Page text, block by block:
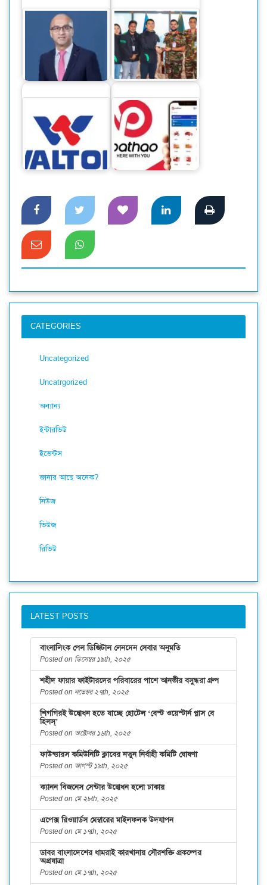
‘সিটি ব্যাংকের নিট
মুনাফা ১ হাজার ১৪
কোটি টাকা’
বন্যায় ক্ষতিগ্রস্ত ২,৫০০+
পরিবারকে সহায়তা
করতে…
ওয়ালটনের আকর্ষণীয়
ডিভিডেন্ড ঘোষণা :
সুদৃঢ়…
পাঠাও ফিনটেক
ট্রান্সফরমেশনকে এগিয়ে
নিতে…
CATEGORIES
Uncategorized
Uncatrgorized
অন্যান্য
ইন্টারভিউ
ইভেন্টস
জানার আছে অনেক?
নিউজ
ভিউজ
রিভিউ
LATEST POSTS
বাংলালিংক পেল ডিজিটাল লেনদেন সেবার অনুমতি
Posted on ডিসেম্বর ১৯th, ২০২৫
শহীদ ফায়ার ফাইটারদের পরিবারের পাশে আনভীর বসুন্ধরা গ্রুপ
Posted on নভেম্বর ২৭th, ২০২৫
শিগগিরই উদ্বোধন হতে যাচ্ছে হোটেল ‘বেস্ট ওয়েস্টার্ন প্লাস বে
হিলস্’
Posted on অক্টোবর ১৬th, ২০২৫
ফাউন্ডারস কমিউনিটি ক্লাবের নতুন নির্বাহী কমিটি ঘোষণা
Posted on আগস্ট ১৯th, ২০২৫
ক্যানন বিজনেস সেন্টার উদ্বোধন হলো ঢাকায়
Posted on মে ২৮th, ২০২৫
এপেক্স রিওয়ার্ডস মেম্বারের মাইলফলক উদযাপন
Posted on মে ১৭th, ২০২৫
ডাবর বাংলাদেশের ধামরাই কারখানায় সৌরশক্তি প্রকল্পের
অগ্রযাত্রা
Posted on মে ১৭th, ২০২৫